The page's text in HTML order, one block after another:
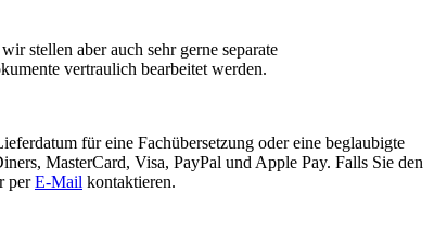
stellen aber auch sehr gerne separate
vertraulich bearbeitet werden.
für eine Fachübersetzung oder eine beglaubigte
MasterCard, Visa, PayPal und Apple Pay. Falls Sie den
perE-Mail kontaktieren.